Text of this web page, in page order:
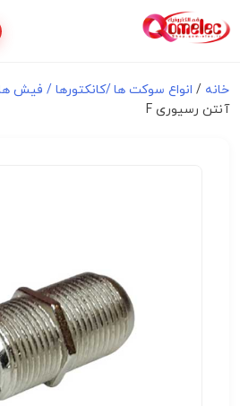
خانه / انواع سوكت ها /کانکتورها / فیش
آنتن رسیوری F